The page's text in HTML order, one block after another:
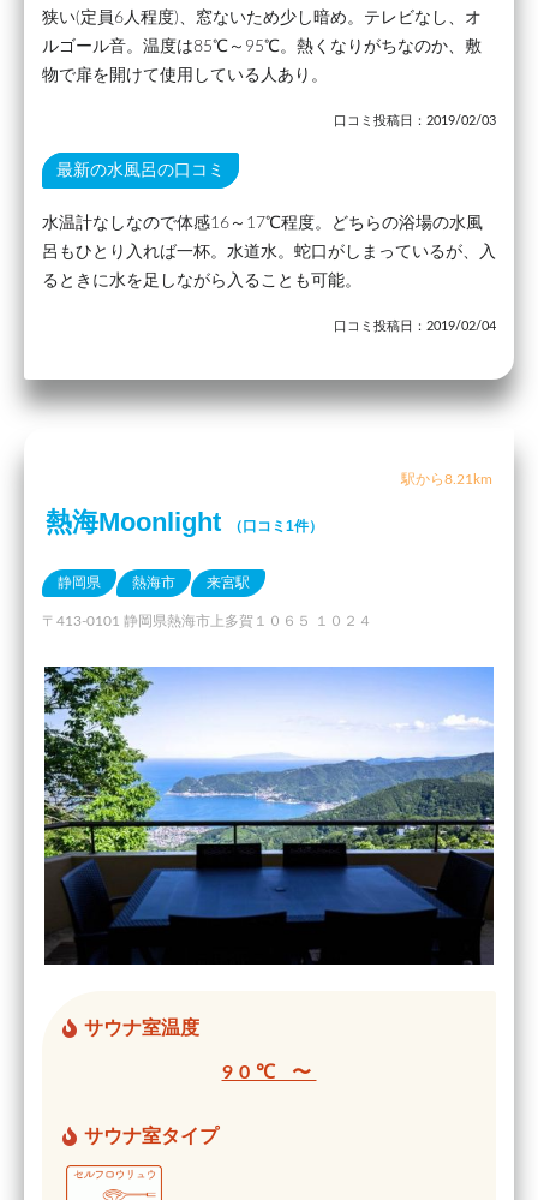
狭い(定員6人程度)、窓ないため少し暗め。テレビなし、オ
ルゴール音。温度は85℃～95℃。熱くなりがちなのか、敷
物で扉を開けて使用している人あり。
口コミ投稿日：2019/02/03
最新の水風呂の口コミ
水温計なしなので体感16～17℃程度。どちらの浴場の水風
呂もひとり入れば一杯。水道水。蛇口がしまっているが、入
るときに水を足しながら入ることも可能。
口コミ投稿日：2019/02/04
駅から8.21km
熱海Moonlight （口コミ1件）
静岡県 熱海市 来宮駅
〒413-0101 静岡県熱海市上多賀１０６５ １０２４
サウナ室温度
90℃ 〜
サウナ室タイプ